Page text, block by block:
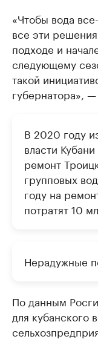
«Чтобы вода
все эти
подходе и
следующему
такой
губернатора»,
В 2020 году
власти Кубани
ремонт
групповых
году на
потратят 10
Нерадужные
По данным
для кубанского